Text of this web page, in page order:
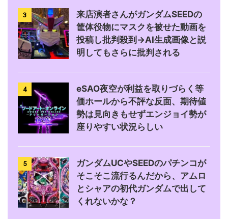
3
来店演者さんがガンダムSEEDの
筐体役物にマスクを被せた動画を
投稿し批判殺到→AI生成画像と説
明してもさらに批判される
4
eSAO夜空が利益を取りづらく等
価ホールから不評な反面、期待値
勢は見向きもせずエンジョイ勢が
座りやすい状況らしい
5
ガンダムUCやSEEDのパチンコが
そこそこ流行るんだから、アムロ
とシャアの初代ガンダムで出して
くれないかな？